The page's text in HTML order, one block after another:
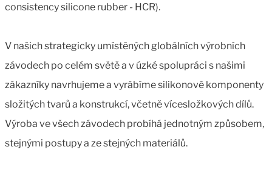
consistency silicone rubber - HCR).
V našich strategicky umístěných globálních výrobních
závodech po celém světě a v úzké spolupráci s našimi
zákazníky navrhujeme a vyrábíme silikonové komponenty
složitých tvarů a konstrukcí, včetně vícesložkových dílů.
Výroba ve všech závodech probíhá jednotným způsobem,
stejnými postupy a ze stejných materiálů.